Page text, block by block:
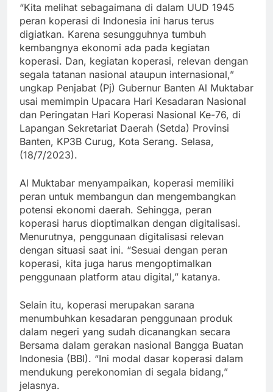
“Kita melihat sebagaimana di dalam UUD 1945
peran koperasi di Indonesia ini harus terus
digiatkan. Karena sesungguhnya tumbuh
kembangnya ekonomi ada pada kegiatan
koperasi. Dan, kegiatan koperasi, relevan dengan
segala tatanan nasional ataupun internasional,”
ungkap Penjabat (Pj) Gubernur Banten Al Muktabar
usai memimpin Upacara Hari Kesadaran Nasional
dan Peringatan Hari Koperasi Nasional Ke-76, di
Lapangan Sekretariat Daerah (Setda) Provinsi
Banten, KP3B Curug, Kota Serang. Selasa,
(18/7/2023).
Al Muktabar menyampaikan, koperasi memiliki
peran untuk membangun dan mengembangkan
potensi ekonomi daerah. Sehingga, peran
koperasi harus dioptimalkan dengan digitalisasi.
Menurutnya, penggunaan digitalisasi relevan
dengan situasi saat ini. “Sesuai dengan peran
koperasi, kita juga harus mengoptimalkan
penggunaan platform atau digital,” katanya.
Selain itu, koperasi merupakan sarana
menumbuhkan kesadaran penggunaan produk
dalam negeri yang sudah dicanangkan secara
Bersama dalam gerakan nasional Bangga Buatan
Indonesia (BBI). “Ini modal dasar koperasi dalam
mendukung perekonomian di segala bidang,”
jelasnya.